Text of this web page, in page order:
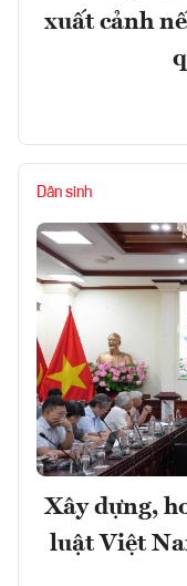
xuất cảnh
Dân sinh
Xây dựng,
luật Việt